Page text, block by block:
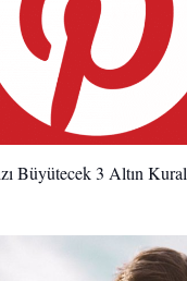
Büyütecek 3 Altın Kural